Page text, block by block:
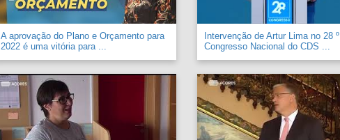
A aprovação do Plano e Orçamento para
2022 é uma vitória para ...
Intervenção de Artur Lima no 28 º
Congresso Nacional do CDS ...